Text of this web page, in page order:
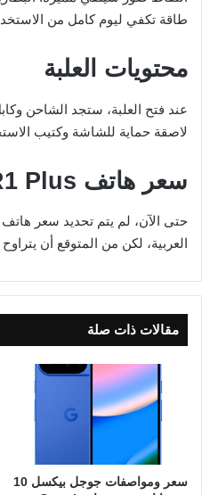
طاقة تكفي ليوم كامل من
محتويات العلبة
لاصقة حماية للشاشة وكتيب
سعر هاتف Sony Xperia R1 Plus
العربية، لكن من المتوقع أن
مقالات ذات صلة
سعر ومواصفات جوجل بيكسل 10